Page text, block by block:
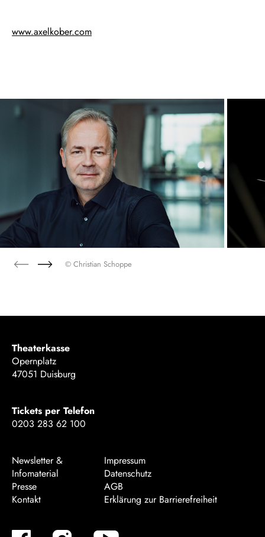
www.axelkober.com
© Christian Schoppe
Theaterkasse
Opernplatz
47051 Duisburg
Tickets per Telefon
0203 283 62 100
Newsletter &
Infomaterial
Presse
Kontakt
Impressum
Datenschutz
AGB
Erklärung zur Barrierefreiheit